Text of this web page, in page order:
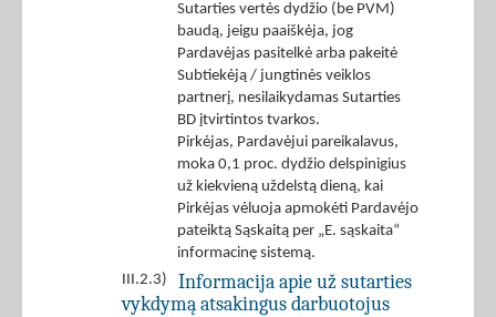
Sutarties vertės dydžio (be PVM)
baudą, jeigu paaiškėja, jog
Pardavėjas pasitelkė arba pakeitė
Subtiekėją / jungtinės veiklos
partnerį, nesilaikydamas Sutarties
BD įtvirtintos tvarkos.
Pirkėjas, Pardavėjui pareikalavus,
moka 0,1 proc. dydžio delspinigius
už kiekvieną uždelstą dieną, kai
Pirkėjas vėluoja apmokėti Pardavėjo
pateiktą Sąskaitą per „E. sąskaita“
informacinę sistemą.
III.2.3)
Informacija apie už sutarties
vykdymą atsakingus darbuotojus